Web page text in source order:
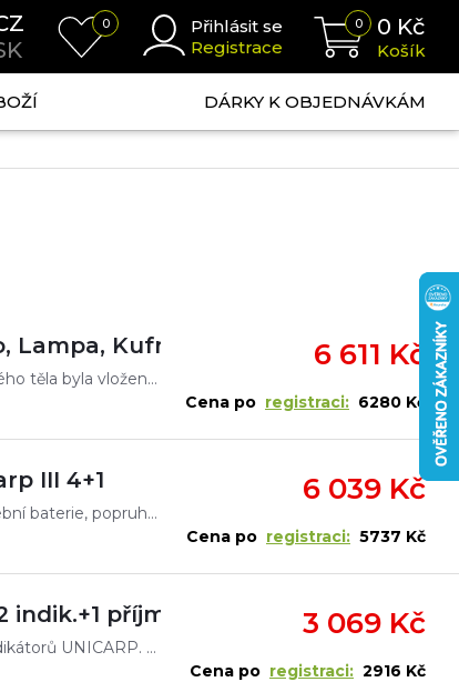
0
Přihlásit se
Registrace
0 0 Kč
Košík
DÁRKY K OBJEDNÁVKÁM
Lampa, Kufr
Do jeho originálně řešeného, kompaktního a voděodolného těla byla vložena elektronika té nejlepší kvality. Dvojitá kontrola výroby nám dovoluje poskytnout tříletou záruku, což řadí tento výrobek do vy
6 611 Kč
Cena po registraci: 6280 Kč
III 4+1
Sada v kufříku indikátory UNICARP III a přijímač + zkušební baterie, popruh na krk, držák přijímače na opasek. Nový model UNICARP III s možností volby barvy navazuje na úspěšnou řadu indikátorů U
6 039 Kč
Cena po registraci: 5737 Kč
indik.+1 příjm.+kufřík)
Nový model UNICARP II navazuje na úspěšnou řadu indikátorů UNICARP. Do jeho originálně řešeného, kompaktního a voděodolného těla byla vložena elektronika té nejlepší kvality. Dvojitá kontrola výroby n
3 069 Kč
Cena po registraci: 2916 Kč